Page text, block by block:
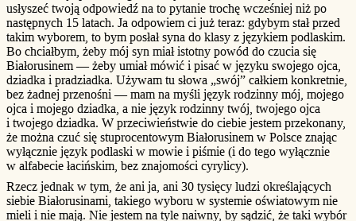
usłyszeć twoją odpowiedź na to pytanie trochę wcześniej niż po
następnych 15 latach. Ja odpowiem ci już teraz: gdybym stał przed
takim wyborem, to bym posłał syna do klasy z językiem podlaskim.
Bo chciałbym, żeby mój syn miał istotny powód do czucia się
Białorusinem — żeby umiał mówić i pisać w języku swojego ojca,
dziadka i pradziadka. Używam tu słowa „swój” całkiem konkretnie,
bez żadnej przenośni — mam na myśli język rodzinny mój, mojego
ojca i mojego dziadka, a nie język rodzinny twój, twojego ojca
i twojego dziadka. W przeciwieństwie do ciebie jestem przekonany,
że można czuć się stuprocentowym Białorusinem w Polsce znając
wyłącznie język podlaski w mowie i piśmie (i do tego wyłącznie
w alfabecie łacińskim, bez znajomości cyrylicy).
Rzecz jednak w tym, że ani ja, ani 30 tysięcy ludzi określających
siebie Białorusinami, takiego wyboru w systemie oświatowym nie
mieli i nie mają. Nie jestem na tyle naiwny, by sądzić, że taki wybór